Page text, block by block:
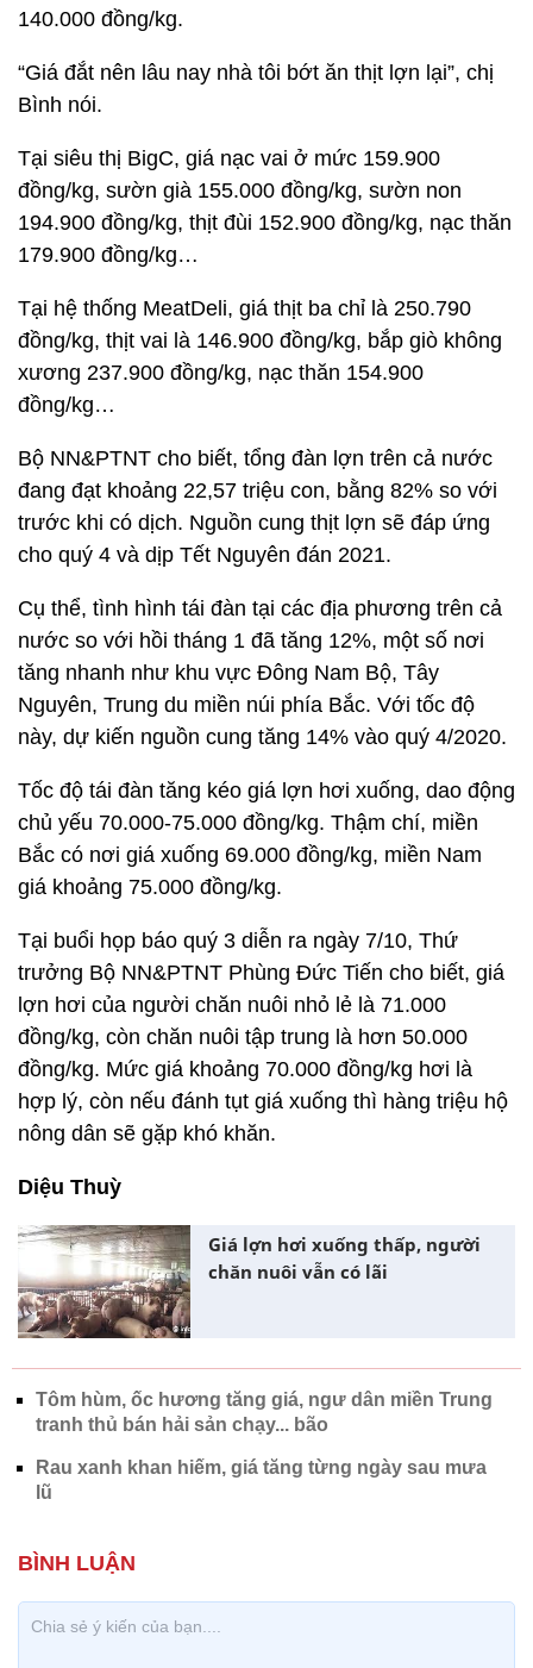
140.000 đồng/kg.
“Giá đắt nên lâu nay nhà tôi bớt ăn thịt lợn lại”, chị
Bình nói.
Tại siêu thị BigC, giá nạc vai ở mức 159.900
đồng/kg, sườn già 155.000 đồng/kg, sườn non
194.900 đồng/kg, thịt đùi 152.900 đồng/kg, nạc thăn
179.900 đồng/kg…
Tại hệ thống MeatDeli, giá thịt ba chỉ là 250.790
đồng/kg, thịt vai là 146.900 đồng/kg, bắp giò không
xương 237.900 đồng/kg, nạc thăn 154.900
đồng/kg…
Bộ NN&PTNT cho biết, tổng đàn lợn trên cả nước
đang đạt khoảng 22,57 triệu con, bằng 82% so với
trước khi có dịch. Nguồn cung thịt lợn sẽ đáp ứng
cho quý 4 và dịp Tết Nguyên đán 2021.
Cụ thể, tình hình tái đàn tại các địa phương trên cả
nước so với hồi tháng 1 đã tăng 12%, một số nơi
tăng nhanh như khu vực Đông Nam Bộ, Tây
Nguyên, Trung du miền núi phía Bắc. Với tốc độ
này, dự kiến nguồn cung tăng 14% vào quý 4/2020.
Tốc độ tái đàn tăng kéo giá lợn hơi xuống, dao động
chủ yếu 70.000-75.000 đồng/kg. Thậm chí, miền
Bắc có nơi giá xuống 69.000 đồng/kg, miền Nam
giá khoảng 75.000 đồng/kg.
Tại buổi họp báo quý 3 diễn ra ngày 7/10, Thứ
trưởng Bộ NN&PTNT Phùng Đức Tiến cho biết, giá
lợn hơi của người chăn nuôi nhỏ lẻ là 71.000
đồng/kg, còn chăn nuôi tập trung là hơn 50.000
đồng/kg. Mức giá khoảng 70.000 đồng/kg hơi là
hợp lý, còn nếu đánh tụt giá xuống thì hàng triệu hộ
nông dân sẽ gặp khó khăn.
Diệu Thuỳ
Giá lợn hơi xuống thấp, người
chăn nuôi vẫn có lãi
Tôm hùm, ốc hương tăng giá, ngư dân miền Trung
tranh thủ bán hải sản chạy... bão
Rau xanh khan hiếm, giá tăng từng ngày sau mưa
lũ